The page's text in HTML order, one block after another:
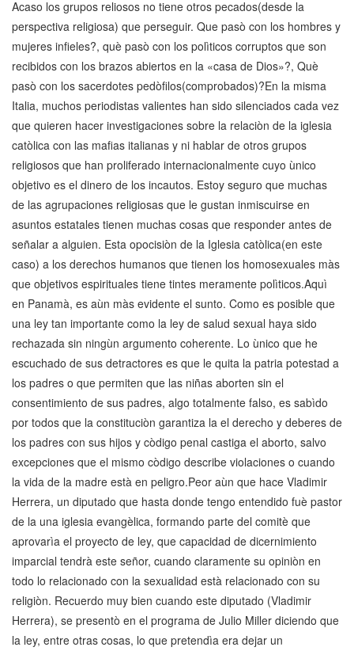
Acaso los grupos reliosos no tiene otros pecados(desde la
perspectiva religiosa) que perseguir. Que pasò con los hombres y
mujeres infieles?, què pasò con los polìticos corruptos que son
recibidos con los brazos abiertos en la «casa de Dios»?, Què
pasò con los sacerdotes pedòfilos(comprobados)?En la misma
Italia, muchos periodistas valientes han sido silenciados cada vez
que quieren hacer investigaciones sobre la relaciòn de la iglesia
catòlica con las mafias italianas y ni hablar de otros grupos
religiosos que han proliferado internacionalmente cuyo ùnico
objetivo es el dinero de los incautos. Estoy seguro que muchas
de las agrupaciones religiosas que le gustan inmiscuirse en
asuntos estatales tienen muchas cosas que responder antes de
señalar a alguien. Esta opocisiòn de la Iglesia catòlica(en este
caso) a los derechos humanos que tienen los homosexuales màs
que objetivos espirituales tiene tintes meramente polìticos.Aquì
en Panamà, es aùn màs evidente el sunto. Como es posible que
una ley tan importante como la ley de salud sexual haya sido
rechazada sin ningùn argumento coherente. Lo ùnico que he
escuchado de sus detractores es que le quita la patria potestad a
los padres o que permiten que las niñas aborten sin el
consentimiento de sus padres, algo totalmente falso, es sabìdo
por todos que la constituciòn garantiza la el derecho y deberes de
los padres con sus hijos y còdigo penal castiga el aborto, salvo
excepciones que el mismo còdigo describe violaciones o cuando
la vida de la madre està en peligro.Peor aùn que hace Vladimir
Herrera, un diputado que hasta donde tengo entendido fuè pastor
de la una iglesia evangèlica, formando parte del comitè que
aprovarìa el proyecto de ley, que capacidad de dicernimiento
imparcial tendrà este señor, cuando claramente su opiniòn en
todo lo relacionado con la sexualidad està relacionado con su
religiòn. Recuerdo muy bien cuando este diputado (Vladimir
Herrera), se presentò en el programa de Julio Miller diciendo que
la ley, entre otras cosas, lo que pretendìa era dejar un